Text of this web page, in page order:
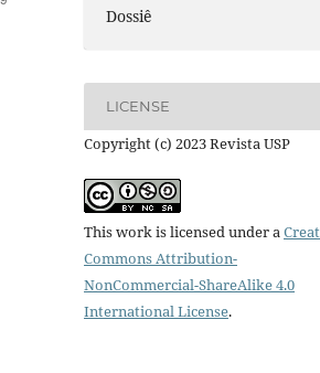
Dossiê
LICENSE
Copyright (c) 2023 Revista USP
This work is licensed under a
Commons Attribution-
NonCommercial-ShareAlike 4.0
International License.